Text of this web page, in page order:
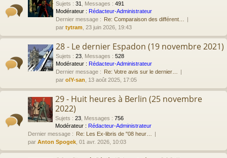
Sujets : 31 Messages : 491
Modérateur : Rédacteur-Administrateur
Dernier message : Re: Comparaison des différent…
par tytram , 23 juin 2026, 19:43
28 - Le dernier Espadon (19 novembre 2021)
Sujets : 23 Messages : 528
Modérateur : Rédacteur-Administrateur
Dernier message : Re: Votre avis sur le dernier…
par olY-san , 13 août 2025, 17:05
29 - Huit heures à Berlin (25 novembre
2022)
Sujets : 23 Messages : 756
Modérateur : Rédacteur-Administrateur
Dernier message : Re: Les Ex-libris de "08 heur…
par Anton Spogek , 01 avr. 2026, 10:03